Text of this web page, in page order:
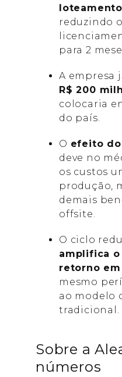
reduzindo
para 2
A empresa
R$ 200
colocaria
do país.
O efeito do
deve no
os custos
produção,
demais
offsite.
O ciclo
amplifica
retorno em
mesmo
ao modelo
tradicional.
Sobre a
números